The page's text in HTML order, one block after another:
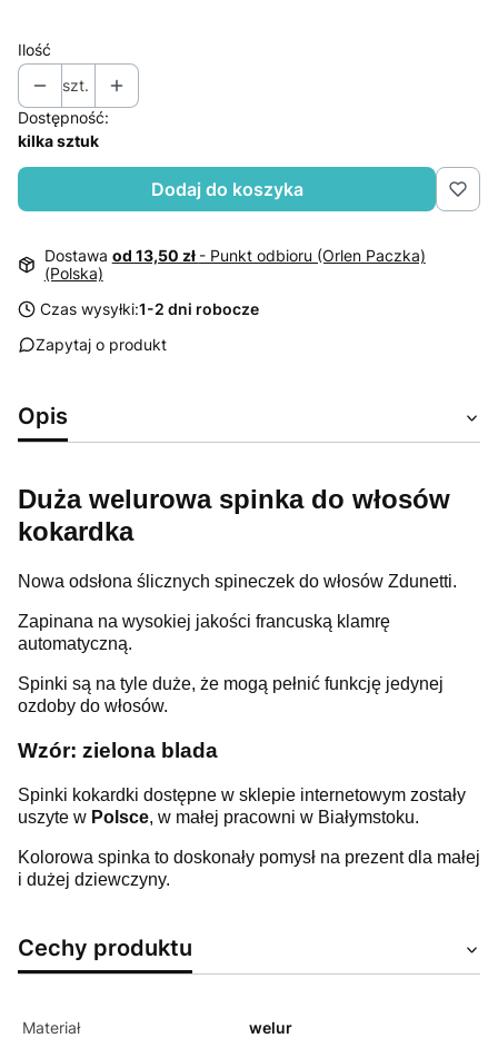
Ilość
szt.
Dostępność:
kilka sztuk
Dodaj do koszyka
Dostawa od 13,50 zł - Punkt odbioru (Orlen Paczka)
(Polska)
Czas wysyłki:1-2 dni robocze
Zapytaj o produkt
Opis
Duża welurowa spinka do włosów
kokardka
Nowa odsłona ślicznych spineczek do włosów Zdunetti.
Zapinana na wysokiej jakości francuską klamrę
automatyczną.
Spinki są na tyle duże, że mogą pełnić funkcję jedynej
ozdoby do włosów.
Wzór: zielona blada
Spinki kokardki dostępne w sklepie internetowym zostały
uszyte w Polsce, w małej pracowni w Białymstoku.
Kolorowa spinka to doskonały pomysł na prezent dla małej
i dużej dziewczyny.
Cechy produktu
Materiał
welur